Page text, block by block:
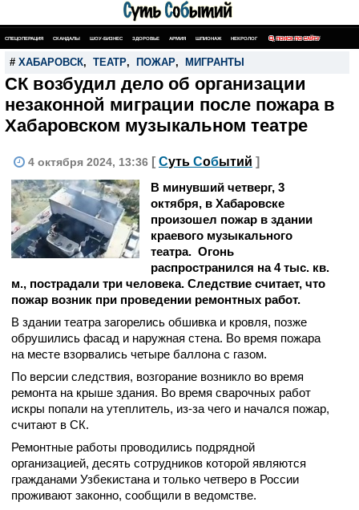
СПЕЦОПЕРАЦИЯ СКАНДАЛЫ ШОУ-БИЗНЕС ЗДОРОВЬЕ АРМИЯ ШПИОНАЖ НЕКРОЛОГ ПОИСК ПО САЙТУ
# ХАБАРОВСК, ТЕАТР, ПОЖАР, МИГРАНТЫ
СК возбудил дело об организации
незаконной миграции после пожара в
Хабаровском музыкальном театре
4 октября 2024, 13:36 [ Суть Событий ]
В минувший четверг, 3
октября, в Хабаровске
произошел пожар в здании
краевого музыкального
театра. Огонь
распространился на 4 тыс. кв.
м., пострадали три человека. Следствие считает, что
пожар возник при проведении ремонтных работ.
В здании театра загорелись обшивка и кровля, позже
обрушились фасад и наружная стена. Во время пожара
на месте взорвались четыре баллона с газом.
По версии следствия, возгорание возникло во время
ремонта на крыше здания. Во время сварочных работ
искры попали на утеплитель, из-за чего и начался пожар,
считают в СК.
Ремонтные работы проводились подрядной
организацией, десять сотрудников которой являются
гражданами Узбекистана и только четверо в России
проживают законно, сообщили в ведомстве.